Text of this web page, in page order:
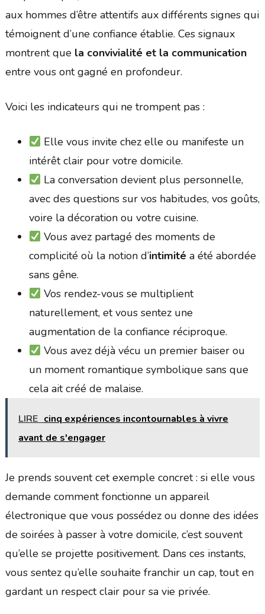
aux hommes d’être attentifs aux différents signes qui
témoignent d’une confiance établie. Ces signaux
montrent que la convivialité et la communication
entre vous ont gagné en profondeur.
Voici les indicateurs qui ne trompent pas :
Elle vous invite chez elle ou manifeste un
intérêt clair pour votre domicile.
La conversation devient plus personnelle,
avec des questions sur vos habitudes, vos goûts,
voire la décoration ou votre cuisine.
Vous avez partagé des moments de
complicité où la notion d’intimitéa été abordée
sans gêne.
Vos rendez-vous se multiplient
naturellement, et vous sentez une
augmentation de la confiance réciproque.
Vous avez déjà vécu un premier baiser ou
un moment romantique symbolique sans que
cela ait créé de malaise.
LIRE cinq expériences incontournables à vivre
avant de s'engager
Je prends souvent cet exemple concret : si elle vous
demande comment fonctionne un appareil
électronique que vous possédez ou donne des idées
de soirées à passer à votre domicile, c’est souvent
qu’elle se projette positivement. Dans ces instants,
vous sentez qu’elle souhaite franchir un cap, tout en
gardant un respect clair pour sa vie privée.